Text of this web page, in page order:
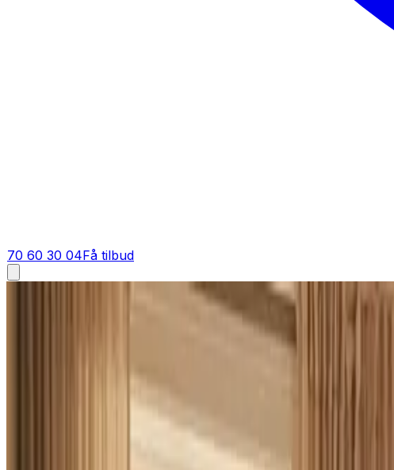
70 60 30 04Få tilbud
Ærøskøbing
Står du og skal have ventilation i Ærøskøbing? Bed om et